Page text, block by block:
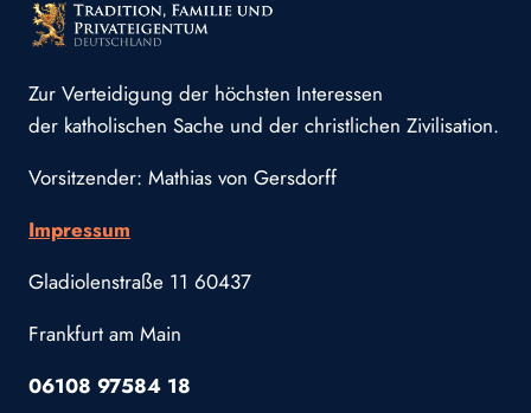
Zur Verteidigung der höchsten Interessen
der katholischen Sache und der christlichen Zivilisation.
Vorsitzender: Mathias von Gersdorff
Impressum
Gladiolenstraße 11 60437
Frankfurt am Main
06108 97584 18